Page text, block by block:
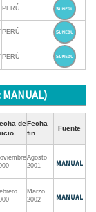
PERÚ
PERÚ
PERÚ
MANUAL)
deFecha
fin
Fuente
Agosto
2001
Marzo
2002